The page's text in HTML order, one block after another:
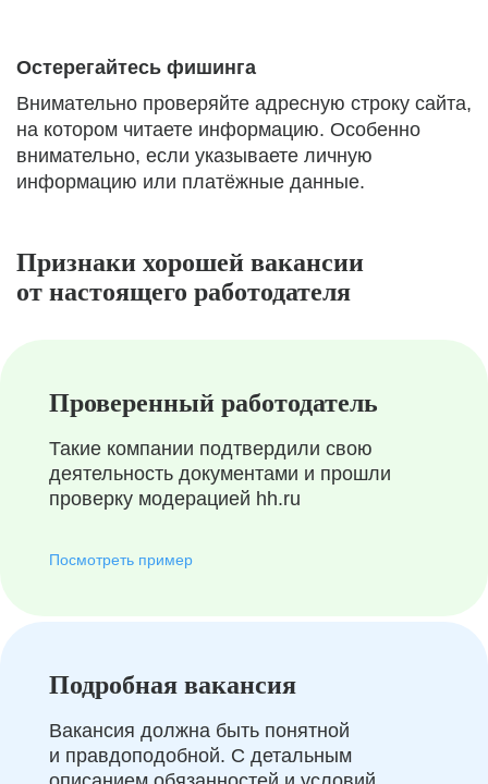
Остерегайтесь фишинга
Внимательно проверяйте адресную строку сайта,
на котором читаете информацию. Особенно
внимательно, если указываете личную
информацию или платёжные данные.
Признаки хорошей вакансии
от настоящего работодателя
Проверенный работодатель
Такие компании подтвердили свою
деятельность документами и прошли
проверку модерацией hh.ru
Посмотреть пример
Подробная вакансия
Вакансия должна быть понятной
и правдоподобной. С детальным